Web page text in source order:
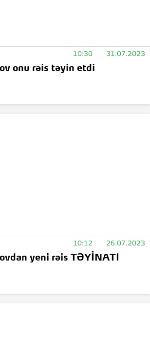
10:30 31.07.2023
onu rəis təyin etdi
10:12 26.07.2023
yeni rəis TƏYİNATI